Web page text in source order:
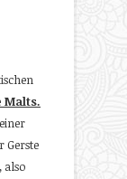
Malts.
Gerste
also